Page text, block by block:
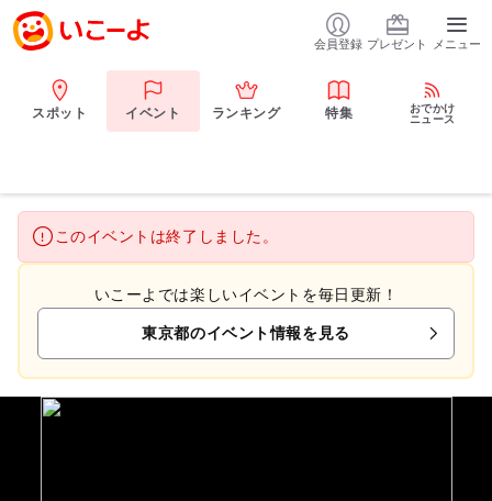
会員登録 プレゼント メニュー
スポット イベント ランキング 特集
おでかけ
ニュース
このイベントは終了しました。
いこーよでは楽しいイベントを毎日更新！
東京都のイベント情報を見る